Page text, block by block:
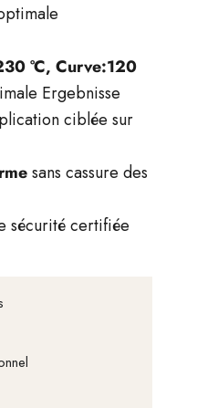
°C, Curve:120
Ergebnisse
ciblée sur
sans cassure des
sécurité certifiée